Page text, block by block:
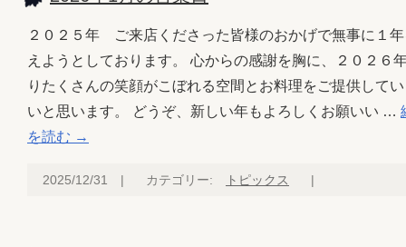
２０２５年 ご来店くださった皆様のおかげで無事に１
えようとしております。 心からの感謝を胸に、２０２６
りたくさんの笑顔がこぼれる空間とお料理をご提供して
いと思います。 どうぞ、新しい年もよろしくお願いい …
を読む →
2025/12/31 | カテゴリー: トピックス |